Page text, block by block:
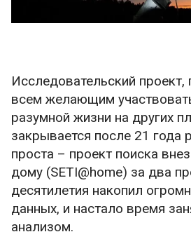
Исследовательский
всем желающим
разумной жизни на других
закрывается после 21 года
проста – проект поиска
дому (SETI@home) за два
десятилетия накопил
данных, и настало время
анализом.